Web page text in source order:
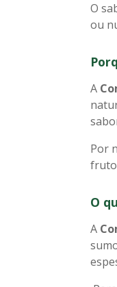
O
ou
A
Por
O
A